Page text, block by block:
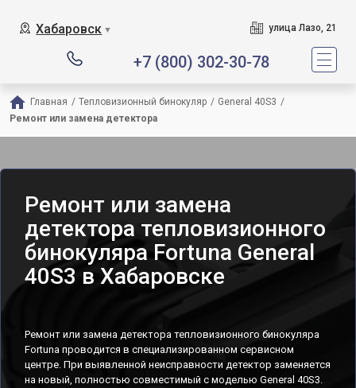
Хабаровск ▼ улица Лазо, 21
+7 (800) 302-30-78
Главная / Тепловизионный бинокуляр / General 40S3 /
Ремонт или замена детектора
Ремонт или замена
детектора тепловизионного
бинокуляра Fortuna General
40S3 в Хабаровске
Ремонт или замена детектора тепловизионного бинокуляра
Fortuna проводится в специализированном сервисном
центре. При выявленной неисправности детектор заменяется
на новый, полностью совместимый с моделью General 40S3.